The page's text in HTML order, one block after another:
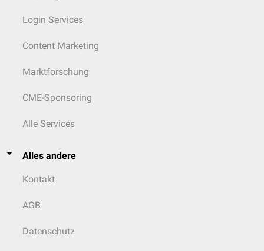
Login Services
Content Marketing
Marktforschung
CME-Sponsoring
Alle Services
Alles andere
Kontakt
AGB
Datenschutz